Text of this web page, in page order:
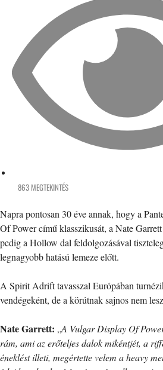
863 MEGTEKINTÉS
Napra pontosan 30 éve annak, hogy a
Of Power című klasszikusát, a Nate
pedig a Hollow dal feldolgozásával
legnagyobb hatású lemeze előtt.
A Spirit Adrift tavasszal Európában
vendégeként, de a körútnak sajnos nem
Nate Garrett: „A Vulgar Display Of
rám, ami az erőteljes dalok mikéntjét, a
éneklést illeti, megértette velem a heavy